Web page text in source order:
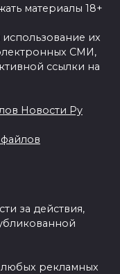
материалы 18+
их
СМИ,
ссылки на
Новости Ру
за действия,
любых рекламных